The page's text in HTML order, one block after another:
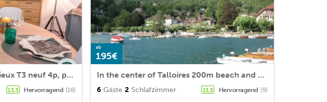
ST JORIOZ centre - Spacieux T3 neuf 4p, parking
13,3 Hervorragend (18)
ab
195€
In the center of Talloires 200m beach and 20m shops 30 mins from ski resorts
6 Gäste 2 Schlafzimmer 13,3 Hervorragend (9)